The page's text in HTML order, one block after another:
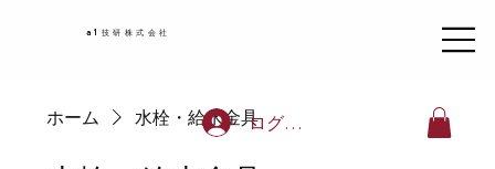
a1技研株式会社
ホーム 水栓・給水金具ログイン